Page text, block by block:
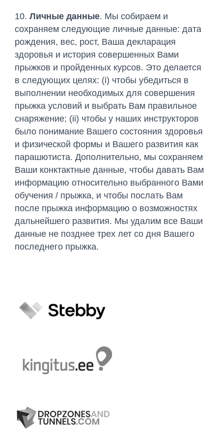
10. Личные данные. Мы собираем и
сохраняем следующие личные данные: дата
рождения, вес, рост, Ваша декларация
здоровья и история совершенных Вами
прыжков и пройденных курсов. Это делается
в следующих целях: (i) чтобы убедиться в
выполнении необходимых для совершения
прыжка условий и выбрать Вам правильное
снаряжение; (ii) чтобы у наших инструкторов
было понимание Вашего состояния здоровья
и физической формы и Вашего развития как
парашютиста. Дополнительно, мы сохраняем
Ваши конктактные данные, чтобы давать Вам
информацию относительно выбранного Вами
обучения / прыжка, и чтобы послать Вам
после прыжка информацию о возможностях
дальнейшего развития. Мы удалим все Ваши
данные не позднее трех лет со дня Вашего
последнего прыжка.